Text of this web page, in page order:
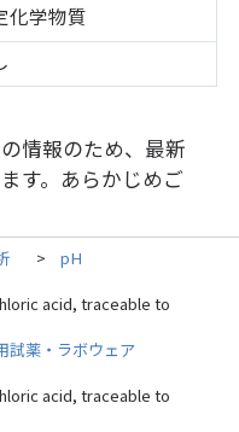
化学物質
情報のため、最新
す。あらかじめご
> pH
acid, traceable to
試薬・ラボウェア
acid, traceable to